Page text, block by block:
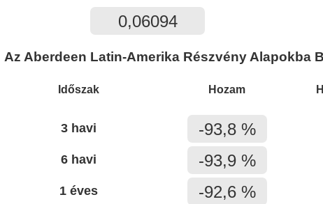
0,06094
Az Aberdeen Latin-Amerika Részvény Alapokba
Időszak Hozam
3 havi -93,8 %
6 havi -93,9 %
1 éves -92,6 %